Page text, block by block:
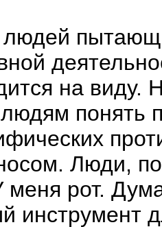
на виду.
людям
Люди,
меня рот.
инструмент